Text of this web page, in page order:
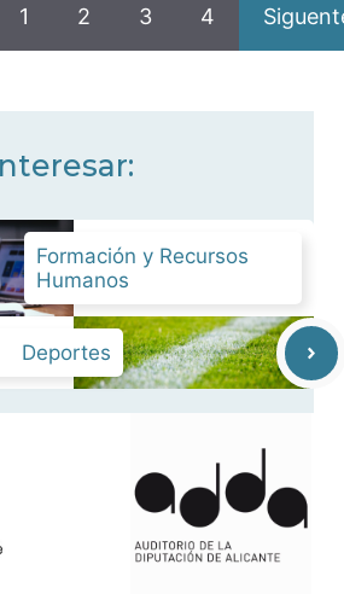
1 2 3 4
Formación y Recursos
Humanos
Deportes